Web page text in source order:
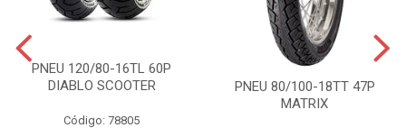
PNEU 120/80-16TL 60P
DIABLO SCOOTER
Código: 78805
PNEU 80/100-18TT 47P
MATRIX